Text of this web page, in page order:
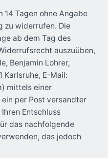
14 Tagen ohne Angabe
zu widerrufen. Die
ab dem Tag des
auszuüben,
Benjamin Lohrer,
Karlsruhe, E-Mail:
mittels einer
per Post versandter
Entschluss
das nachfolgende
das jedoch